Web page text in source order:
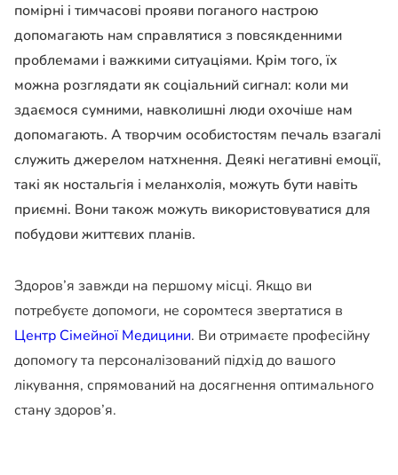
помірні і тимчасові прояви поганого настрою
допомагають нам справлятися з повсякденними
проблемами і важкими ситуаціями. Крім того, їх
можна розглядати як соціальний сигнал: коли ми
здаємося сумними, навколишні люди охочіше нам
допомагають. А творчим особистостям печаль взагалі
служить джерелом натхнення. Деякі негативні емоції,
такі як ностальгія і меланхолія, можуть бути навіть
приємні. Вони також можуть використовуватися для
побудови життєвих планів.
Здоров’я завжди на першому місці. Якщо ви
потребуєте допомоги, не соромтеся звертатися в
Центр Сімейної Медицини. Ви отримаєте професійну
допомогу та персоналізований підхід до вашого
лікування, спрямований на досягнення оптимального
стану здоров’я.